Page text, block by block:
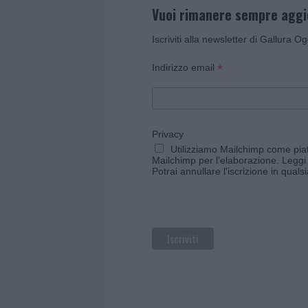
Vuoi rimanere sempre
Iscriviti alla newsletter di Gallura
Indirizzo email *
Privacy
Utilizziamo Mailchimp come
Mailchimp per l'elaborazione.
Potrai annullare l'iscrizione in